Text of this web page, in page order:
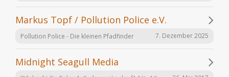
Markus Topf / Pollution Police e.V.
Pollution Police - Die kleinen Pfadfinder 7. Dezember 2025
Midnight Seagull Media